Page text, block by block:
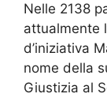
Nelle 2138
attualmente
d’iniziativa
nome della
Giustizia al